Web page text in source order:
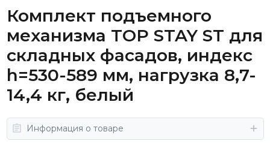
Комплект подъемного
механизма TOP STAY ST для
складных фасадов, индекс
h=530-589 мм, нагрузка 8,7-
14,4 кг, белый
Информация о товаре